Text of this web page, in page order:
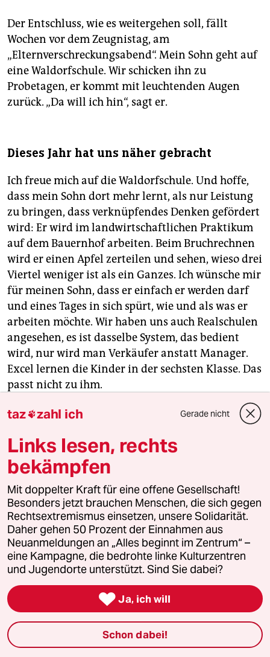
eine Eignungsprüfung absolvieren. In Mecklenburg-
Vorpommern können sie ein Probehalbjahr am
Gymnasium absolvieren. In Schleswig-Holstein
schließt die Empfehlung für die Hauptschule nur den
Zugang zum Gymnasium aus.
Liberal:In Baden-Württemberg, Hessen,
Niedersachsen, Nordrhein-Westfalen, Rheinland-Pfalz
entscheiden.
Der Entschluss, wie es weitergehen soll, fällt
Wochen vor dem Zeugnistag, am
„Elternverschreckungsabend“. Mein Sohn geht auf
eine Waldorfschule. Wir schicken ihn zu
Probetagen, er kommt mit leuchtenden Augen
zurück. „Da will ich hin“, sagt er.
Dieses Jahr hat uns näher gebracht
Ich freue mich auf die Waldorfschule. Und hoffe,
dass mein Sohn dort mehr lernt, als nur Leistung
zu bringen, dass verknüpfendes Denken gefördert
wird: Er wird im landwirtschaftlichen Praktikum
auf dem Bauernhof arbeiten. Beim Bruchrechnen
wird er einen Apfel zerteilen und sehen, wieso drei
Viertel weniger ist als ein Ganzes. Ich wünsche mir
für meinen Sohn, dass er einfach er werden darf
und eines Tages in sich spürt, wie und als was er
arbeiten möchte. Wir haben uns auch Realschulen
angesehen, es ist dasselbe System, das bedient
wird, nur wird man Verkäufer anstatt Manager.
Excel lernen die Kinder in der sechsten Klasse. Das
passt nicht zu ihm.
Ich bin meinem Sohn dankbar. Dieses Jahr hat uns
einmal in meine inneren Bergwerke steigen und
zutage fördern, wie sehr ich trotz allem ein
ehrgeiziger Mensch bin, ein Produkt der
Leistungsgesellschaft, die aus Menschen besteht,
die die Leistungen ihrer Kinder für die eigenen
halten. In der Grundschule meines Sohns wird
erwartet, dass die Eltern mitarbeiten. Und hier in
Icking wird auch erwartet, dass die Mutter
nachmittags zu Hause bei den Kindern ist. Mein
Sohn hat mir gezeigt, dass ich als Erwachsene
genug Kraft und Mut habe, mich noch einmal von
dem vorgegebenen Bewertungssystem zu lösen.
taz zahl ich Gerade nicht
Links lesen, rechts
bekämpfen
Mit doppelter Kraft für eine offene Gesellschaft!
Besonders jetzt brauchen Menschen, die sich gegen
Rechtsextremismus einsetzen, unsere Solidarität.
Daher gehen 50 Prozent der Einnahmen aus
Neuanmeldungen an „Alles beginnt im Zentrum“ –
eine Kampagne, die bedrohte linke Kulturzentren
und Jugendorte unterstützt. Sind Sie dabei?
 Ja, ich will
Schon dabei!